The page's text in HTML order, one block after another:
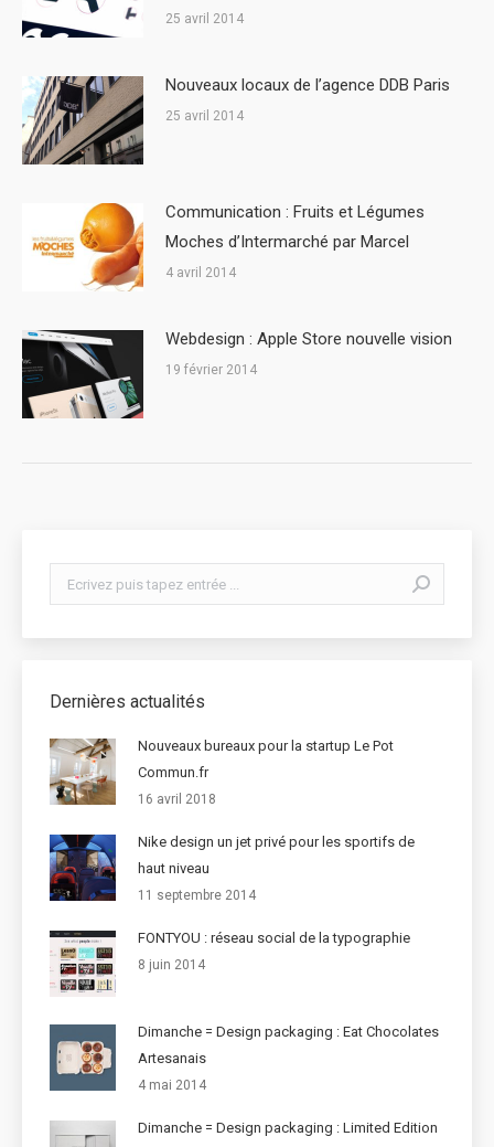
25 avril 2014
Nouveaux locaux de l’agence DDB Paris
25 avril 2014
Communication : Fruits et Légumes
Moches d’Intermarché par Marcel
4 avril 2014
Webdesign : Apple Store nouvelle vision
19 février 2014
Dernières actualités
Nouveaux bureaux pour la startup Le Pot
Commun.fr
16 avril 2018
Nike design un jet privé pour les sportifs de
haut niveau
11 septembre 2014
FONTYOU : réseau social de la typographie
8 juin 2014
Dimanche = Design packaging : Eat Chocolates
Artesanais
4 mai 2014
Dimanche = Design packaging : Limited Edition